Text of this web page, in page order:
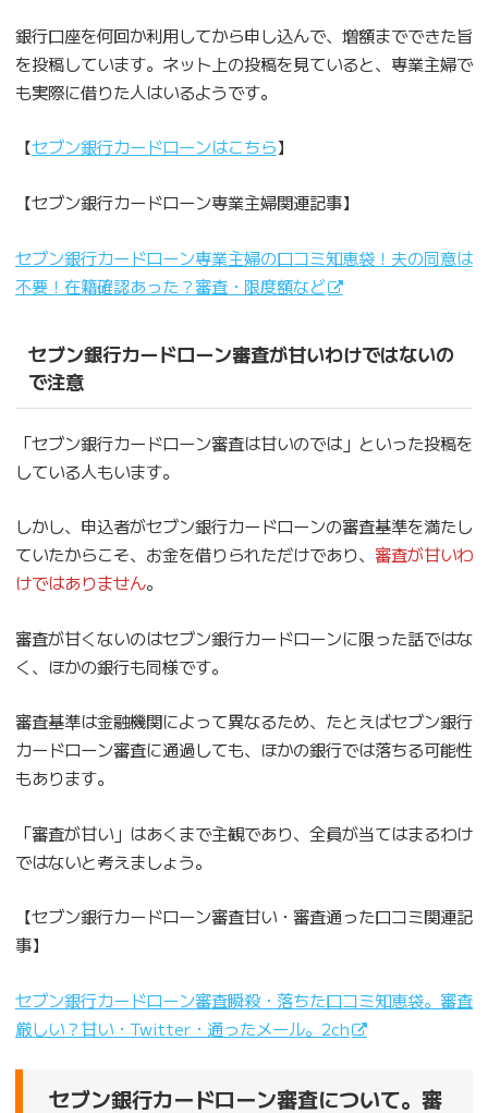
銀行口座を何回か利用してから申し込んで、増額までできた旨
を投稿しています。ネット上の投稿を見ていると、専業主婦で
も実際に借りた人はいるようです。
【セブン銀行カードローンはこちら】
【セブン銀行カードローン専業主婦関連記事】
セブン銀行カードローン専業主婦の口コミ知恵袋！夫の同意は
不要！在籍確認あった？審査・限度額など
セブン銀行カードローン審査が甘いわけではないの
で注意
「セブン銀行カードローン審査は甘いのでは」といった投稿を
している人もいます。
しかし、申込者がセブン銀行カードローンの審査基準を満たし
ていたからこそ、お金を借りられただけであり、 審査が甘いわ
けではありません。
審査が甘くないのはセブン銀行カードローンに限った話ではな
く、ほかの銀行も同様です。
審査基準は金融機関によって異なるため、たとえばセブン銀行
カードローン審査に通過しても、ほかの銀行では落ちる可能性
もあります。
「審査が甘い」はあくまで主観であり、全員が当てはまるわけ
ではないと考えましょう。
【セブン銀行カードローン審査甘い・審査通った口コミ関連記
事】
セブン銀行カードローン審査瞬殺・落ちた口コミ知恵袋。審査
厳しい？甘い・Twitter・通ったメール。2ch
セブン銀行カードローン審査について。審